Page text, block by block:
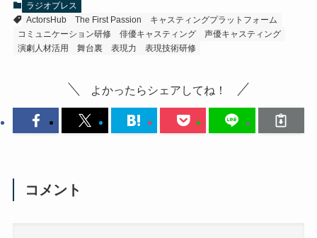
ラジオプレス
ActorsHub
The First Passion
キャスティングプラットフォーム
コミュニケーション研修
俳優キャスティング
声優キャスティング
演劇人材活用
舞台裏 表現力 表現技術研修
よかったらシェアしてね！
コメント